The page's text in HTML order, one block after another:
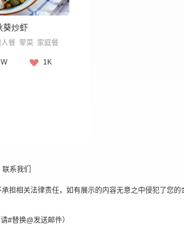
葵炒虾
餐 荤菜 家庭餐
1K
联系我们
相关法律责任，如有展示的内容无意之中侵犯了您的
#替换@发送邮件）